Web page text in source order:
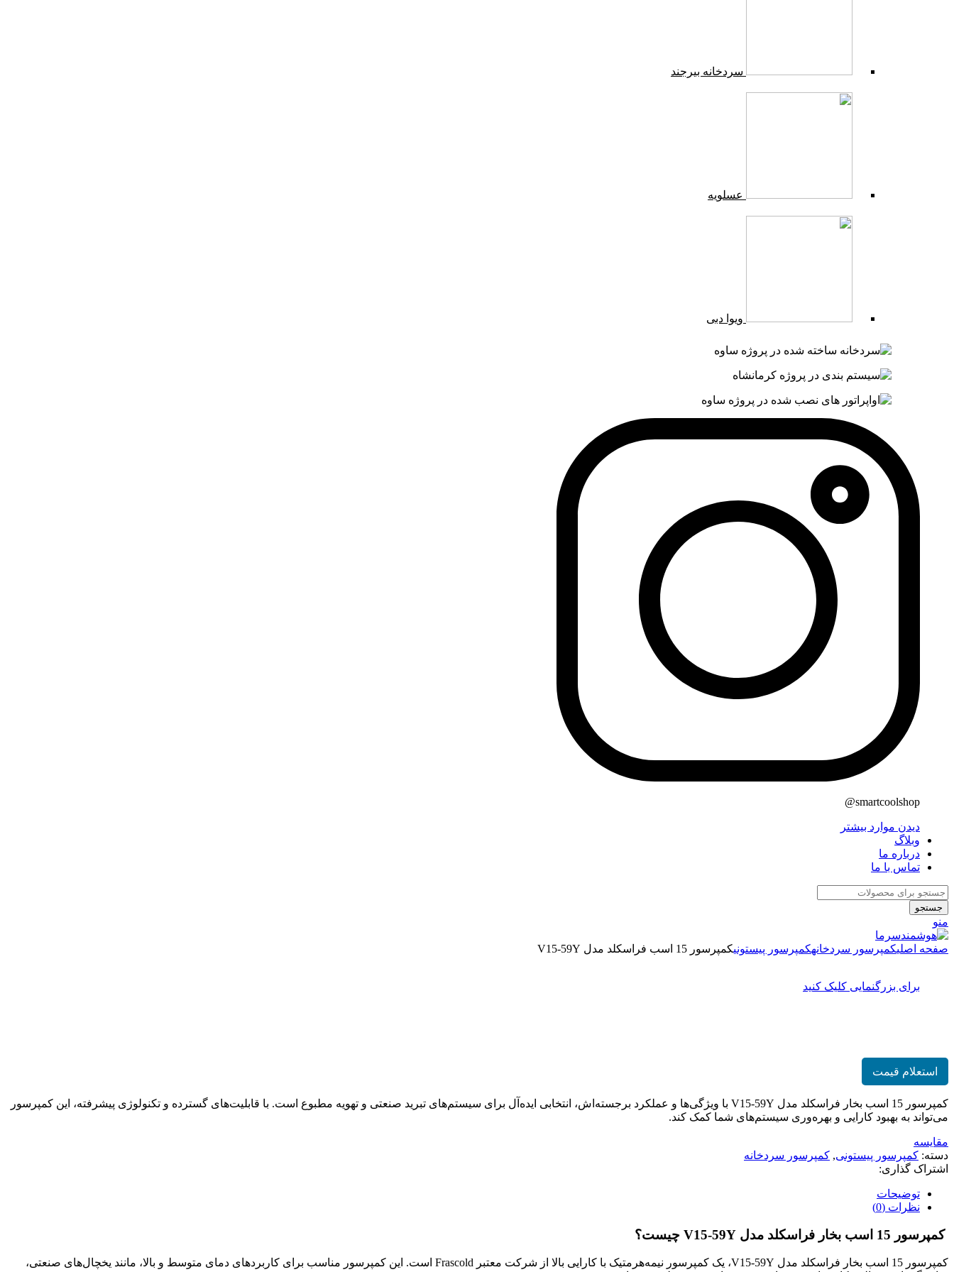
سردخانه بیرجند
عسلویه
ویوا دبی
smartcoolshop@
دیدن موارد بیشتر
وبلاگ
درباره ما
تماس با ما
جستجو
منو
صفحه اصلیکمپرسور سردخانهکمپرسور پیستونیکمپرسور 15 اسب فراسکلد مدل V15-59Y
برای بزرگنمایی کلیک کنید
استعلام قیمت
کمپرسور 15 اسب بخار فراسکلد مدل V15-59Y با ویژگی‌ها و عملکرد برجسته‌اش، انتخابی ایده‌آل برای سیستم‌های تبرید صنعتی و تهویه مطبوع است. با قابلیت‌های گسترده و تکنولوژی پیشرفته، این کمپرسور
می‌تواند به بهبود کارایی و بهره‌وری سیستم‌های شما کمک کند.
مقایسه
دسته: کمپرسور پیستونی, کمپرسور سردخانه
اشتراک گذاری:
توضیحات
نظرات (0)
کمپرسور 15 اسب بخار فراسکلد مدل V15-59Y چیست؟
کمپرسور 15 اسب بخار فراسکلد مدل V15-59Y، یک کمپرسور نیمه‌هرمتیک با کارایی بالا از شرکت معتبر Frascold است. این کمپرسور مناسب برای کاربردهای دمای متوسط و بالا، مانند یخچال‌های صنعتی،